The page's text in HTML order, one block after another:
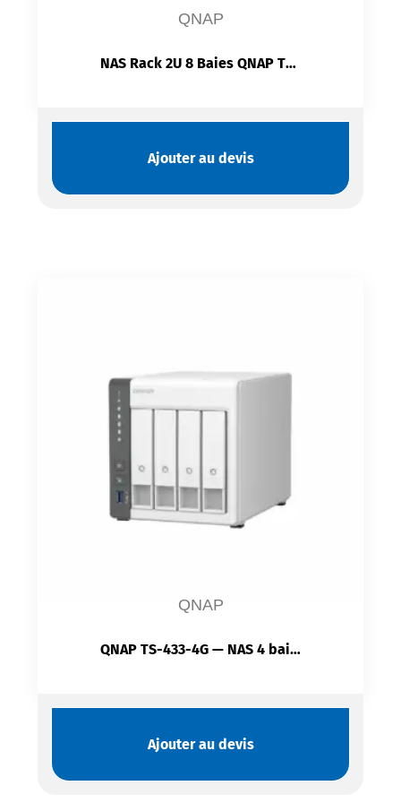
QNAP
NAS Rack 2U 8 Baies QNAP TS-873AeU-RP-4G | AMD Ryzen V1500B | 64GB ECC | 2×2.5GbE | PCIe Gen3 x8 | Double PSU
Ajouter au devis
QNAP
QNAP TS-433-4G — NAS 4 baies | ARM Cortex-A55 | 2,5 GbE | Cloud privé
Ajouter au devis